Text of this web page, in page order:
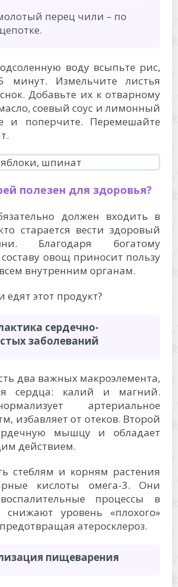
перец чили – по
воду всыпьте рис,
минут. Измельчите листья
Добавьте их к отварному
соевый соус и лимонный
и поперчите. Перемешайте
полезен для здоровья?
должен входить в
старается вести здоровый
Благодаря богатому
овощ приносит пользу
внутренним органам.
этот продукт?
сердечно-
заболеваний
два важных макроэлемента,
сердца: калий и магний.
артериальное
избавляет от отеков. Второй
мышцу и обладает
действием.
стеблям и корням растения
кислоты омега-3. Они
процессы в
уровень «плохого»
атеросклероз.
пищеварения